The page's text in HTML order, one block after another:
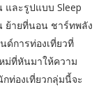
ละรูปแบบ Sleep
ย้ายที่นอน ชาร์ทพลัง
ด์การท่องเที่ยวที่
ม่ที่หันมาให้ความ
ท่องเที่ยวกลุ่มนี้จะ